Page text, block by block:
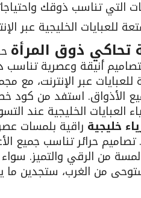
التي تناسب ذوقك
للعبايات الخليجية عبر
تحاكي ذوق المرأة
أنيقة وعصرية تناسب
عبر الإنترنت، مع
الأذواق. استفد من كود
الخليجية عند
خليجية راقية بلمسات
تصاميم حرائر تناسب جميع
من الرقي والتميز.
من الغرب، ستجدين